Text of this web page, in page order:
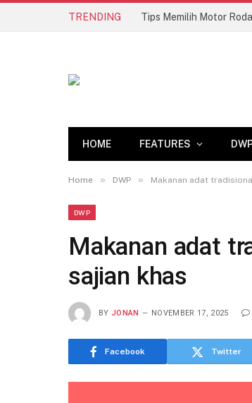
TRENDING
HOME FEATURES
Home » DWP » Makanan adat
DWP
Makanan adat
sajian khas
BY JONAN NOVEMBER 17, 2025
Facebook Twitter